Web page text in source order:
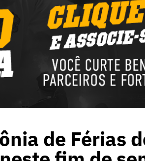
de Férias